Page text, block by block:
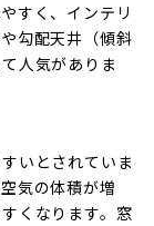
すく、インテリ
勾配天井（傾斜
人気がありま
いとされていま
気の体積が増
くなります。窓